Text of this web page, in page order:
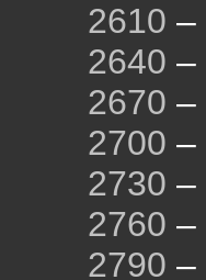
2610 –
2640 –
2670 –
2700 –
2730 –
2760 –
2790 –